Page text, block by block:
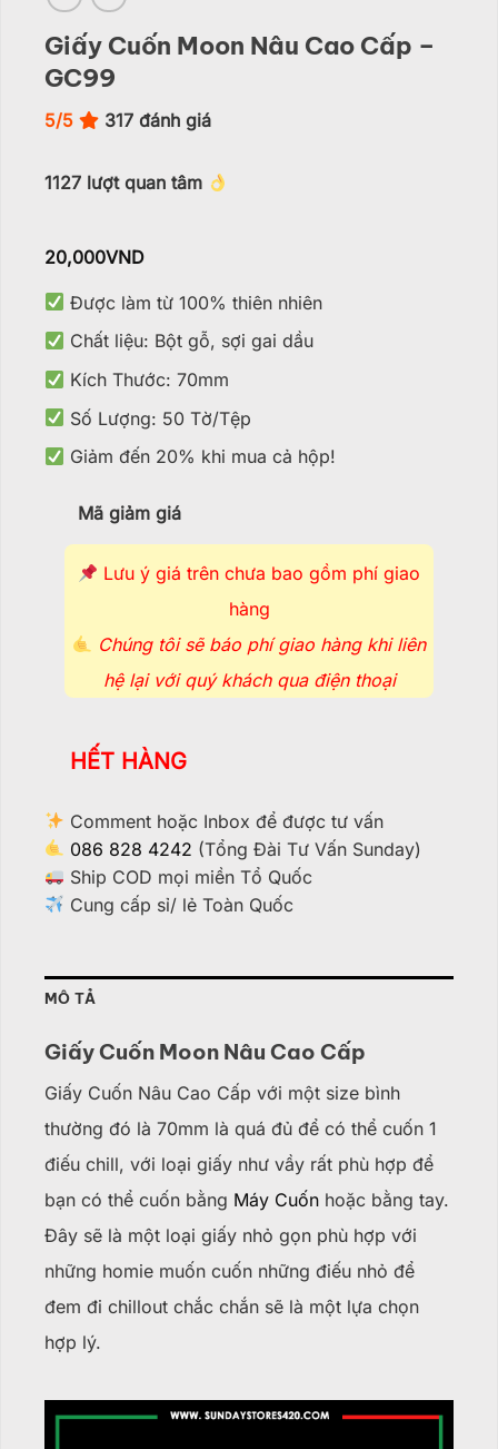
Giấy Cuốn Moon Nâu Cao Cấp –
GC99
5/5 317 đánh giá
1127 lượt quan tâm
20,000VND
Được làm từ 100% thiên nhiên
Chất liệu: Bột gỗ, sợi gai dầu
Kích Thước: 70mm
Số Lượng: 50 Tờ/Tệp
Giảm đến 20% khi mua cả hộp!
Mã giảm giá
Lưu ý giá trên chưa bao gồm phí giao
hàng
Chúng tôi sẽ báo phí giao hàng khi liên
hệ lại với quý khách qua điện thoại
HẾT HÀNG
Comment hoặc Inbox để được tư vấn
086 828 4242 (Tổng Đài Tư Vấn Sunday)
Ship COD mọi miền Tổ Quốc
Cung cấp sỉ/ lẻ Toàn Quốc
MÔ TẢ
Giấy Cuốn Moon Nâu Cao Cấp
Giấy Cuốn Nâu Cao Cấp với một size bình
thường đó là 70mm là quá đủ để có thể cuốn 1
điếu chill, với loại giấy như vầy rất phù hợp để
bạn có thể cuốn bằng Máy Cuốn hoặc bằng tay.
Đây sẽ là một loại giấy nhỏ gọn phù hợp với
những homie muốn cuốn những điếu nhỏ để
đem đi chillout chắc chắn sẽ là một lựa chọn
hợp lý.